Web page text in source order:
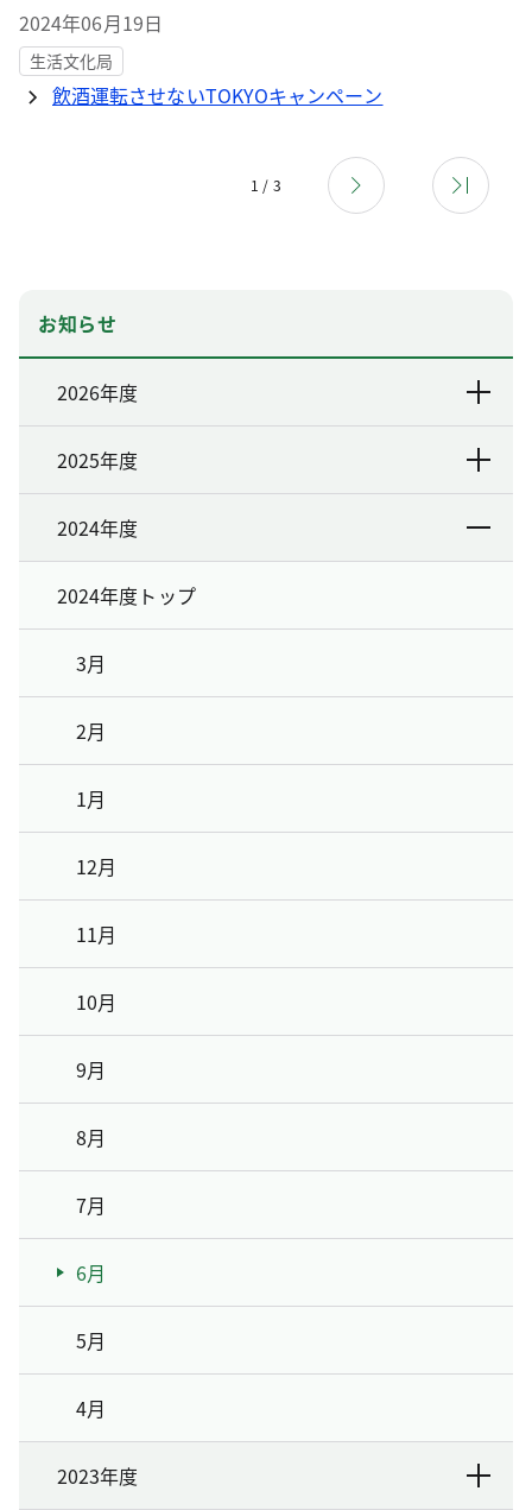
2024年06月19日
生活文化局
飲酒運転させないTOKYOキャンペーン
1 / 3
お知らせ
2026年度
2025年度
2024年度
2024年度トップ
3月
2月
1月
12月
11月
10月
9月
8月
7月
6月
5月
4月
2023年度